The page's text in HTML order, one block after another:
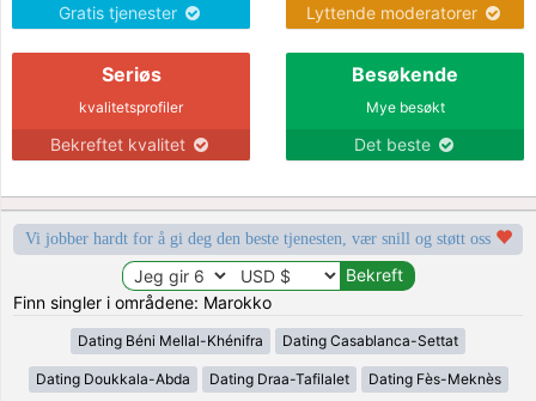
Gratis tjenester Lyttende moderatorer
Seriøs
kvalitetsprofiler
Bekreftet kvalitet
Besøkende
Mye besøkt
Det beste
Vi jobber hardt for å gi deg den beste tjenesten, vær snill og støtt oss
Finn singler i områdene: Marokko
Dating Béni Mellal-Khénifra Dating Casablanca-Settat
Dating Doukkala-Abda Dating Draa-Tafilalet Dating Fès-Meknès